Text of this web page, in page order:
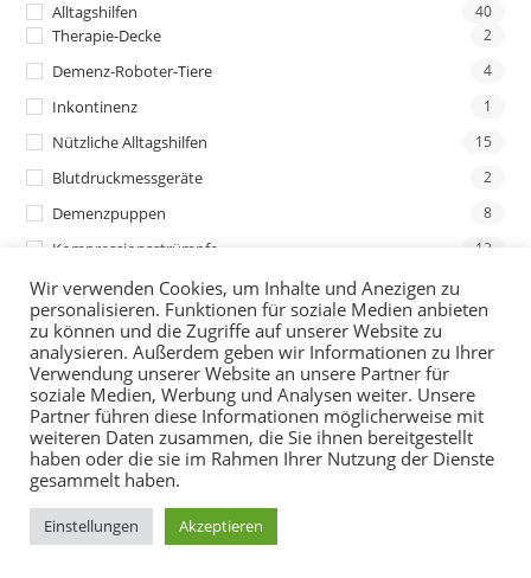
Alltagshilfen 40
Therapie-Decke 2
Demenz-Roboter-Tiere 4
Inkontinenz 1
Nützliche Alltagshilfen 15
Blutdruckmessgeräte 2
Demenzpuppen 8
Kompressionsstrümpfe 12
Wir verwenden Cookies, um Inhalte und Anezigen zu
personalisieren. Funktionen für soziale Medien anbieten
zu können und die Zugriffe auf unserer Website zu
analysieren. Außerdem geben wir Informationen zu Ihrer
Verwendung unserer Website an unsere Partner für
soziale Medien, Werbung und Analysen weiter. Unsere
Partner führen diese Informationen möglicherweise mit
weiteren Daten zusammen, die Sie ihnen bereitgestellt
haben oder die sie im Rahmen Ihrer Nutzung der Dienste
gesammelt haben.
Einstellungen Akzeptieren